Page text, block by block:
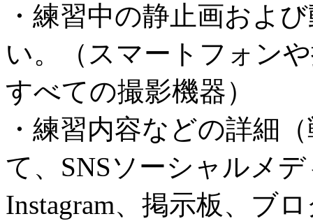
・練習中の静止画およ
い。（スマートフォン
すべての撮影機器）
・練習内容などの詳細
て、SNSソーシャルメデ
Instagram、掲示板、ブ